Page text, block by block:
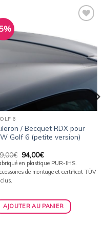
wishlist
6
/ Becquet RDX pour
Golf 6 (petite version)
€ Le
prix
initial
était :
94,00€Le
prix
actuel
est :
en plastique PUR-IHS.
de montage et certificat TÜV
AJOUTER AU PANIER